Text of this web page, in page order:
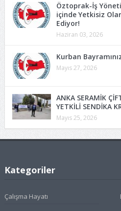
Öztoprak-İş
içinde Yetkisiz
Ediyor!
Haziran 03, 2026
Kurban
Mayıs 27, 2026
ANKA SERAMİK
YETKİLİ SENDİKA
Mayıs 25, 2026
Kategoriler
Çalışma Hayatı